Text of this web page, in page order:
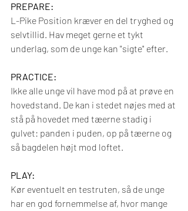
PREPARE:
L-Pike Position kræver en del tryghed og
selvtillid. Hav meget gerne et tykt
underlag, som de unge kan "sigte" efter.
PRACTICE:
Ikke alle unge vil have mod på at prøve en
hovedstand. De kan i stedet nøjes med at
stå på hovedet med tæerne stadig i
gulvet: panden i puden, op på tæerne og
så bagdelen højt mod loftet.
PLAY:
Kør eventuelt en testruten, så de unge
har en god fornemmelse af, hvor mange